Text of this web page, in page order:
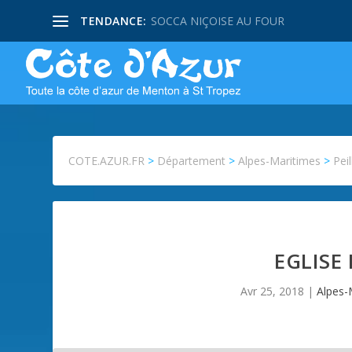
TENDANCE: SOCCA NIÇOISE AU FOUR
COTE.AZUR.FR > Département >Alpes-Maritimes >
Avr 25, 2018 |